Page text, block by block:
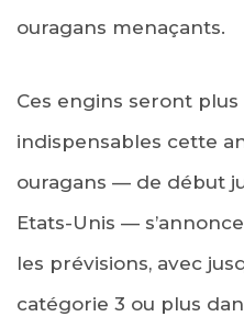
ouragans menaçants.
Ces engins seront plus
indispensables cette
ouragans — de début
Etats-Unis —
les prévisions, avec
catégorie 3 ou plus